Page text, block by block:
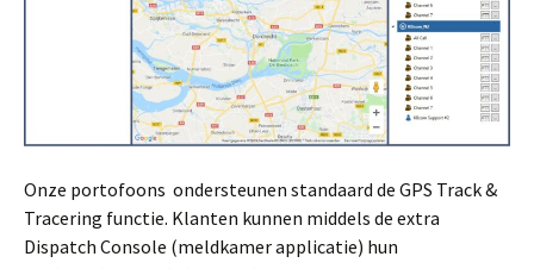
Onze portofoons ondersteunen standaard de GPS Track &
Tracering functie. Klanten kunnen middels de extra
Dispatch Console (meldkamer applicatie) hun